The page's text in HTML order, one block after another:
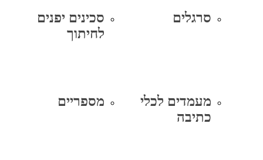
סרגלים
סכינים יפנים
לחיתוך
מעמדים לכלי
כתיבה
מספריים